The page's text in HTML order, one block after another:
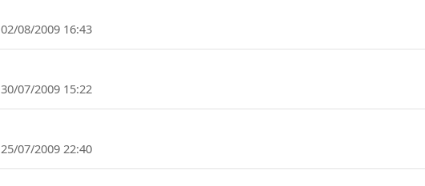
02/08/2009 16:43
30/07/2009 15:22
25/07/2009 22:40